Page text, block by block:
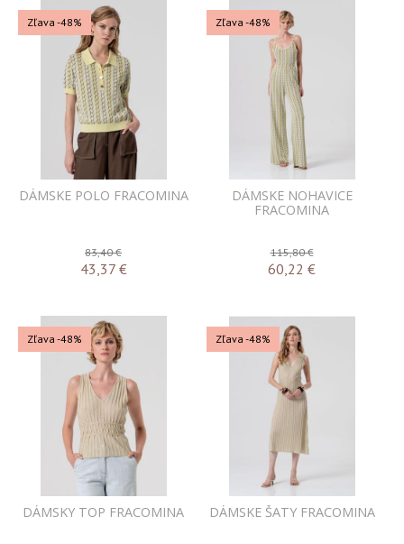
Zľava -48%
DÁMSKE POLO FRACOMINA
83,40 €
43,37 €
Zľava -48%
DÁMSKE NOHAVICE
FRACOMINA
115,80 €
60,22 €
Zľava -48%
DÁMSKY TOP FRACOMINA
Zľava -48%
DÁMSKE ŠATY FRACOMINA